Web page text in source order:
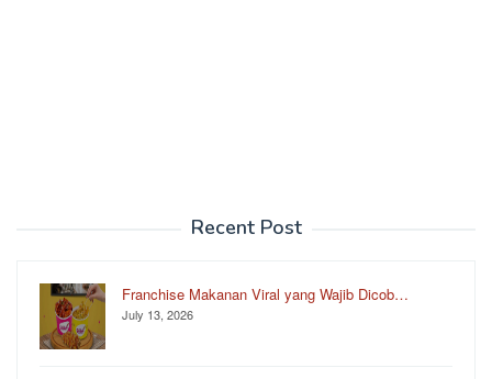
Recent Post
Franchise Makanan Viral yang Wajib Dicob…
July 13, 2026